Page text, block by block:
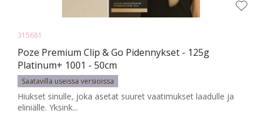
315681
Poze Premium Clip & Go Pidennykset - 125g
Platinum+ 1001 - 50cm
Saatavilla useissa versioissa
Hiukset sinulle, joka asetat suuret vaatimukset laadulle ja
eliniälle. Yksink...